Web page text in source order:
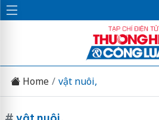
Home vật nuôi,